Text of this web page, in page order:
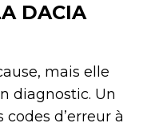
DACIA
mais elle
diagnostic. Un
d’erreur à